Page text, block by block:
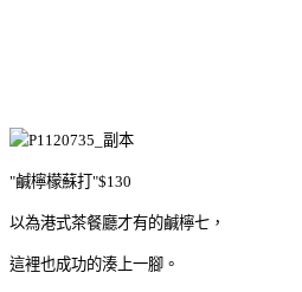
"鹹檸檬蘇打"$130
以為港式茶餐廳才有的鹹檸七，
這裡也成功的湊上一腳。